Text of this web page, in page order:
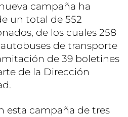
campaña ha
un total de 552
de los cuales 258
autobuses de transporte
de 39 boletines
de la Dirección
esta campaña de tres